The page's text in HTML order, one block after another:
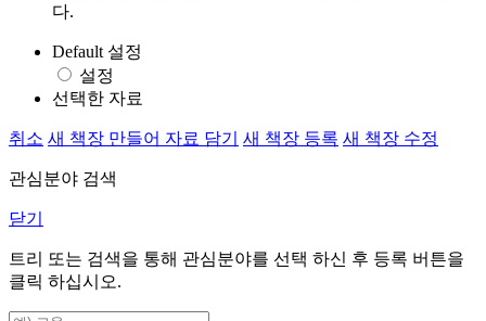
다.
Default 설정
설정
선택한 자료
취소 새 책장 만들어 자료 담기 새 책장 등록 새 책장 수정
관심분야 검색
닫기
트리 또는 검색을 통해 관심분야를 선택 하신 후 등록 버튼을
클릭 하십시오.